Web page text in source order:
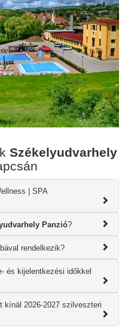
Székelyudvarhely
| SPA
Panzió?
rendelkezik?
és kijelentkezési időkkel
kínál 2026-2027 szilveszteri